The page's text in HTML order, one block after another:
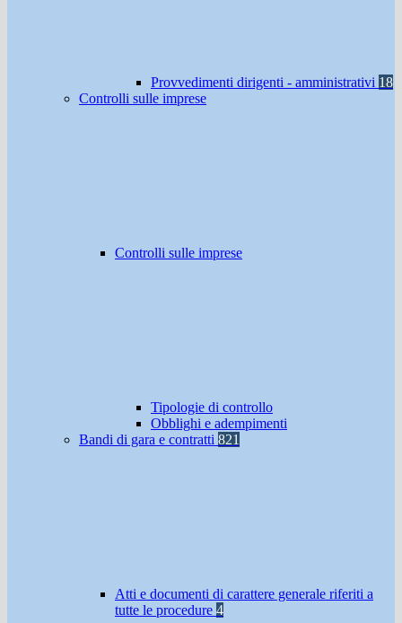
Provvedimenti dirigenti - amministrativi 18
Controlli sulle imprese
Controlli sulle imprese
Tipologie di controllo
Obblighi e adempimenti
Bandi di gara e contratti 821
Atti e documenti di carattere generale riferiti a
tutte le procedure 4